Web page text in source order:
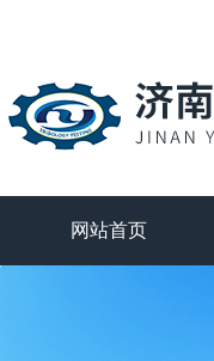
网站首页